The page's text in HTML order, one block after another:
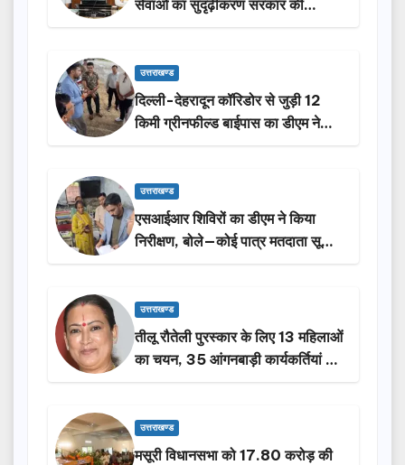
सेवाओं का सुदृढ़ीकरण सरकार की
प्राथमिकता: मदन कौशिक
उत्तराखण्ड
दिल्ली-देहरादून कॉरिडोर से जुड़ी 12
किमी ग्रीनफील्ड बाईपास का डीएम ने
किया निरीक्षण…
उत्तराखण्ड
एसआईआर शिविरों का डीएम ने किया
निरीक्षण, बोले—कोई पात्र मतदाता सूची
से न छूटे…
उत्तराखण्ड
तीलू रौतेली पुरस्कार के लिए 13 महिलाओं
का चयन, 35 आंगनबाड़ी कार्यकर्तियां भी
होंगी सम्मानित…
उत्तराखण्ड
मसूरी विधानसभा को 17.80 करोड़ की